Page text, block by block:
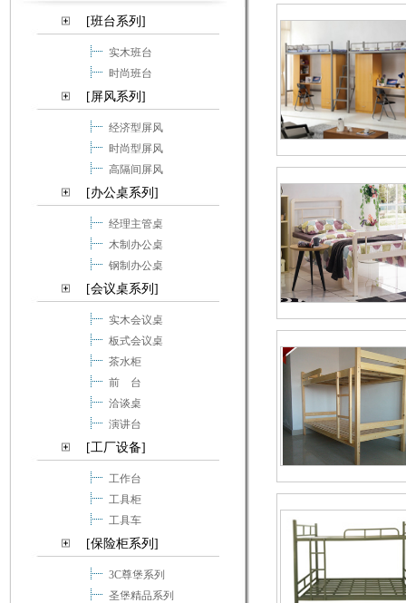
[班台系列]
实木班台
时尚班台
[屏风系列]
经济型屏风
时尚型屏风
高隔间屏风
[办公桌系列]
经理主管桌
木制办公桌
钢制办公桌
[会议桌系列]
实木会议桌
板式会议桌
茶水柜
前 台
洽谈桌
演讲台
[工厂设备]
工作台
工具柜
工具车
[保险柜系列]
3C尊堡系列
圣堡精品系列